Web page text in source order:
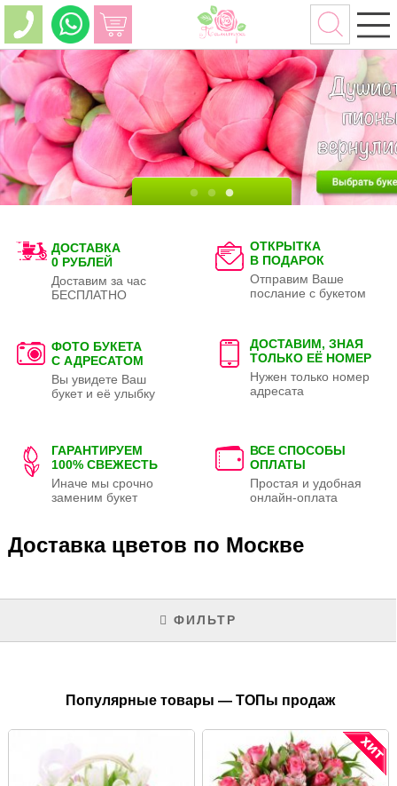
ДОСТАВКА
0 РУБЛЕЙ
Доставим за час
БЕСПЛАТНО
ОТКРЫТКА
В ПОДАРОК
Отправим Ваше
послание с букетом
ФОТО БУКЕТА
С АДРЕСАТОМ
Вы увидете Ваш
букет и её улыбку
ДОСТАВИМ, ЗНАЯ
ТОЛЬКО ЕЁ НОМЕР
Нужен только номер
адресата
ГАРАНТИРУЕМ
100% СВЕЖЕСТЬ
Иначе мы срочно
заменим букет
ВСЕ СПОСОБЫ
ОПЛАТЫ
Простая и удобная
онлайн-оплата
Доставка цветов по Москве
ФИЛЬТР
Популярные товары — ТОПы продаж